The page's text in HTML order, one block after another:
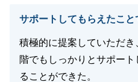
閉
サポートしてもらえたこ
積極的に提案していただ
階でもしっかりとサポー
ることができた。